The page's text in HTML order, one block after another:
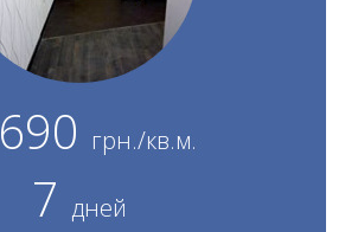
690 грн./кв.м.
7 дней